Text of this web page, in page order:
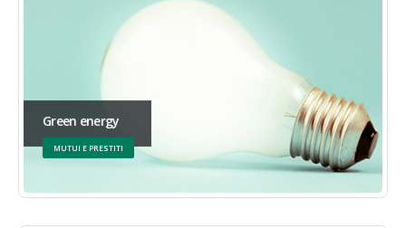
Green energy
MUTUI E PRESTITI